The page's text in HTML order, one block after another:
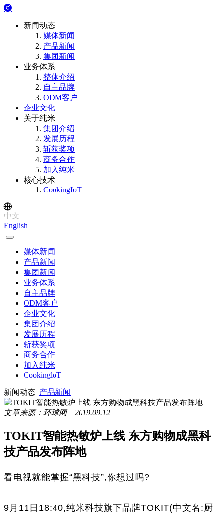
新闻动态
媒体新闻
产品新闻
集团新闻
业务体系
整体介绍
自主品牌
ODM客户
企业文化
关于纯米
集团介绍
发展历程
斩获奖项
商务合作
加入纯米
核心技术
CookingIoT
中文
English
媒体新闻
产品新闻
集团新闻
业务体系
自主品牌
ODM客户
企业文化
集团介绍
发展历程
斩获奖项
商务合作
加入纯米
CookingloT
新闻动态 产品新闻
文章来源：环球网 2019.09.12
TOKIT智能热敏炉上线 东方购物成黑科
技产品发布阵地
看电视就能掌握“黑科技”,你想过吗?
9月11日18:40,纯米科技旗下品牌TOKIT(中文名:厨